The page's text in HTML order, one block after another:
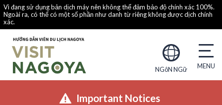
Vì đang sử dụng bản dịch máy nên không thể đảm bảo độ chính xác 100%.
Ngoài ra, có thể có một số phần như danh từ riêng không được dịch chính
xác.
NGôN NGữ
Important Notices